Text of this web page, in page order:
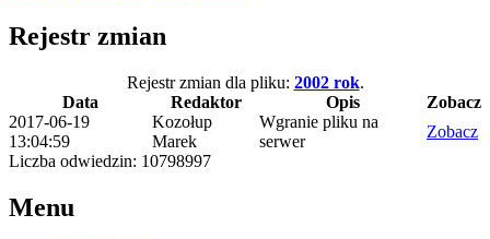
Rejestr zmian
Rejestr zmian dla pliku: 2002 rok.
Data
Redaktor Opis
Zobacz
2017-06-19
13:04:59
Kozołup
Marek
Wgranie pliku na
serwer
Zobacz
Liczba odwiedzin: 10798997
Menu